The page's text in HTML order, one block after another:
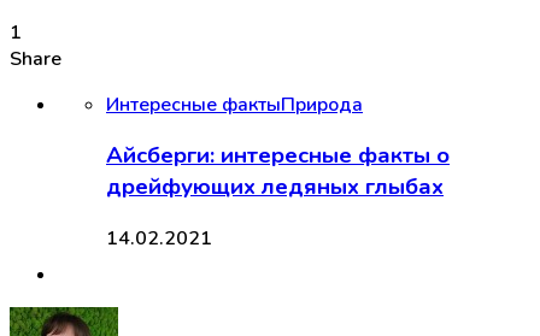
1
Share
Интересные фактыПрирода
Айсберги: интересные факты о
дрейфующих ледяных глыбах
14.02.2021